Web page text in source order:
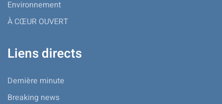
Environnement
À CŒUR OUVERT
Liens directs
Dernière minute
Breaking news